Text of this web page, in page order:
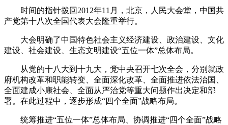
时间的指针拨回2012年11月，北京，人民大会堂，中国共
产党第十八次全国代表大会隆重举行。
大会明确了中国特色社会主义经济建设、政治建设、文化
建设、社会建设、生态文明建设“五位一体”总体布局。
从党的十八大到十九大，党中央召开七次全会，分别就政
府机构改革和职能转变、全面深化改革、全面推进依法治国、
全面建成小康社会、全面从严治党等重大问题作出决定和部
署。在此过程中，逐步形成“四个全面”战略布局。
统筹推进“五位一体”总体布局、协调推进“四个全面”战略